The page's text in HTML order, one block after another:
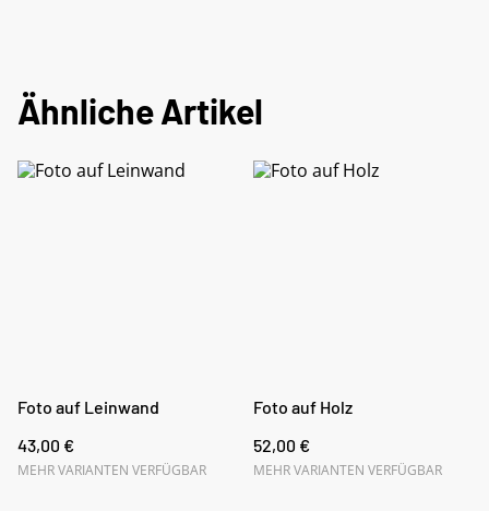
Ähnliche Artikel
Foto auf Leinwand
43,00 €
MEHR VARIANTEN VERFÜGBAR
Foto auf Holz
52,00 €
MEHR VARIANTEN VERFÜGBAR